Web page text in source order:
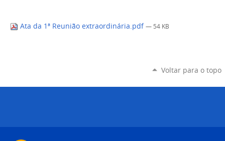
Ata da 1ª Reunião extraordinária.pdf — 54 KB
Voltar para o topo